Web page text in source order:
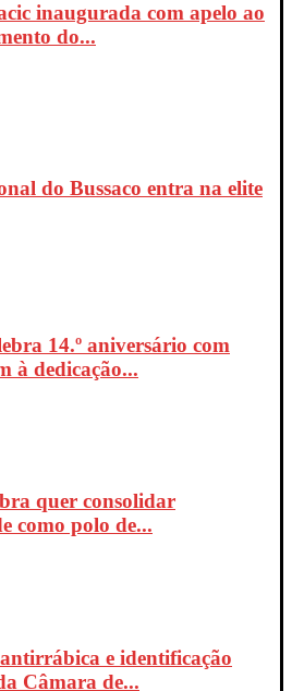
inaugurada com apelo ao
do...
do Bussaco entra na elite
14.º aniversário com
à dedicação...
quer consolidar
como polo de...
e identificação
Câmara de...